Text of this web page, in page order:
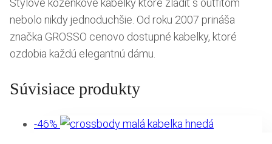
Štýlové koženkové kabelky ktoré zladiť s outfitom
nebolo nikdy jednoduchšie. Od roku 2007 prináša
značka GROSSO cenovo dostupné kabelky, ktoré
ozdobia každú elegantnú dámu.
Súvisiace produkty
-46%